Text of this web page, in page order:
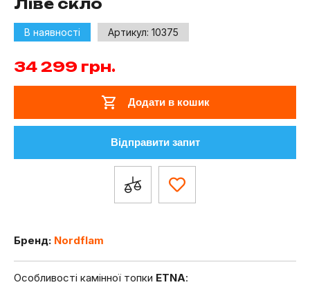
Ліве скло
В наявності Артикул: 10375
34 299 грн.
Додати в кошик
Відправити запит
Бренд: Nordflam
Особливості камінної топки ETNA: